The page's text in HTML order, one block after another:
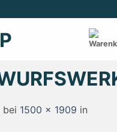
bei 1500 × 1909 in